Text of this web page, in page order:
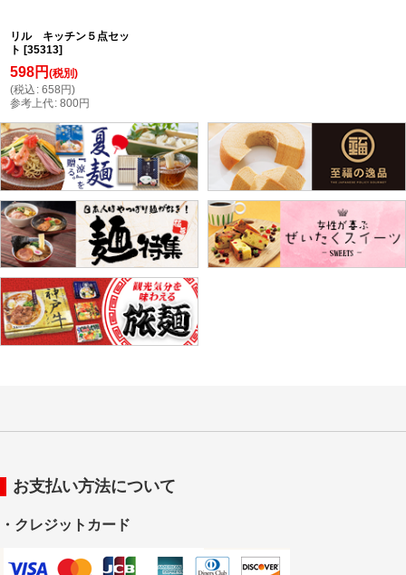
リル キッチン５点セッ
ト [35313]
598円 (税別)
(税込 : 658 円)
参考上代: 800円
お支払い方法について
・クレジットカード